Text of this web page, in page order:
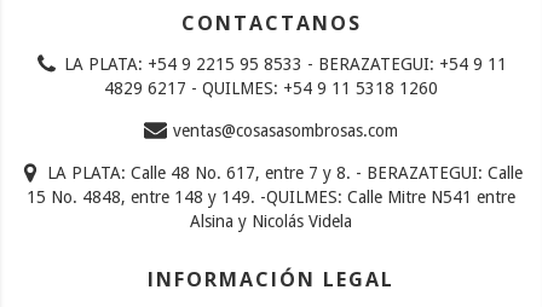
CONTACTANOS
LA PLATA: +54 9 2215 95 8533 - BERAZATEGUI: +54 9 11
4829 6217 - QUILMES: +54 9 11 5318 1260
ventas@cosasasombrosas.com
LA PLATA: Calle 48 No. 617, entre 7 y 8. - BERAZATEGUI: Calle
15 No. 4848, entre 148 y 149. -QUILMES: Calle Mitre N541 entre
Alsina y Nicolás Videla
INFORMACIÓN LEGAL